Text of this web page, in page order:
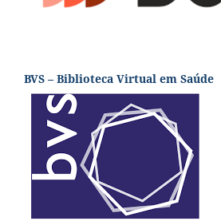
BVS – Biblioteca Virtual em Saúde